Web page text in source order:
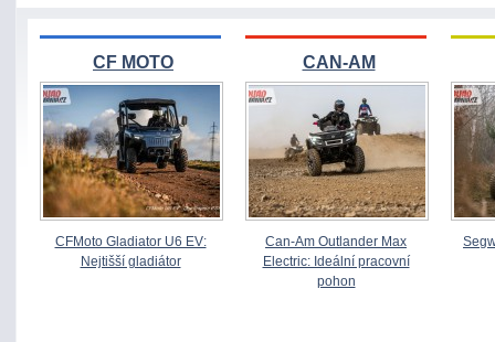
CF MOTO
CFMoto Gladiator U6 EV:
Nejtišší gladiátor
CAN-AM
Can-Am Outlander Max
Electric: Ideální pracovní
pohon